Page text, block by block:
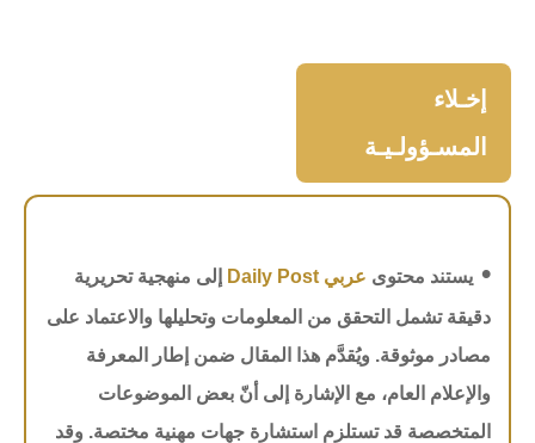
إخـلاء
المسـؤولـيـة
• يستند محتوى عربي Daily Post
إلى منهجية تحريرية
دقيقة تشمل التحقق من المعلومات وتحليلها والاعتماد على
مصادر موثوقة. ويُقدَّم هذا المقال ضمن إطار المعرفة
والإعلام العام، مع الإشارة إلى أنّ بعض الموضوعات
المتخصصة قد تستلزم استشارة جهات مهنية مختصة. وقد